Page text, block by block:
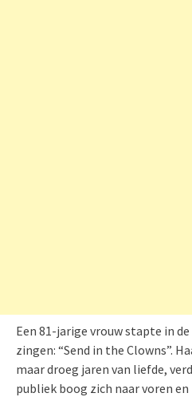
Een 81-jarige vrouw stapte in
zingen: “Send in the Clowns”.
maar droeg jaren van liefde,
publiek boog zich naar voren